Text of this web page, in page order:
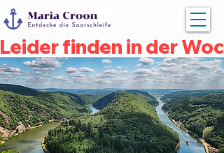
Leider finden in der